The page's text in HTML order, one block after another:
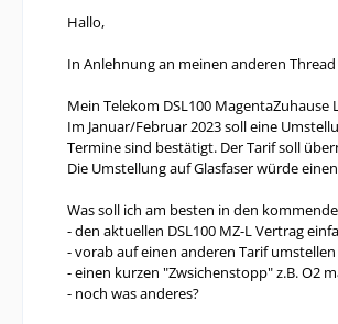
Hallo,
In Anlehnung an meinen anderen
Mein Telekom DSL100
Im Januar/Februar 2023 soll eine
Termine sind bestätigt. Der Tarif soll
Die Umstellung auf Glasfaser würde
Was soll ich am besten in den
- den aktuellen DSL100 MZ-L Vertrag
- vorab auf einen anderen Tarif
- einen kurzen "Zwsichenstopp" z.B. O2
- noch was anderes?